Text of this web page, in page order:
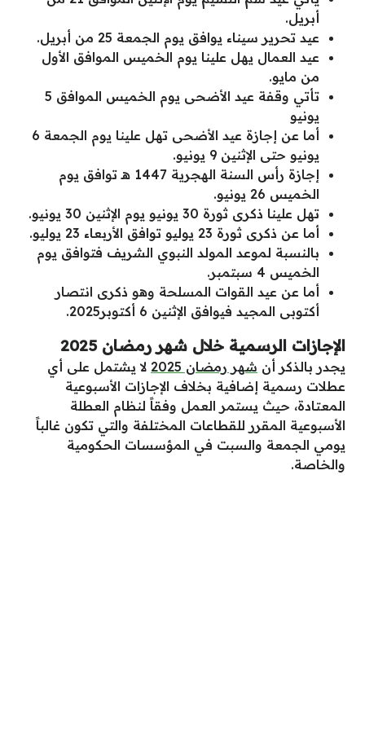
أبريل.
عيد تحرير سيناء يوافق يوم الجمعة 25 من أبريل.
عيد العمال يهل علينا يوم الخميس الموافق الأول
من مايو.
تأتي وقفة عيد الأضحى يوم الخميس الموافق 5
يونيو
أما عن إجازة عيد الأضحى تهل علينا يوم الجمعة 6
يونيو حتى الإثنين 9 يونيو.
إجازة رأس السنة الهجرية 1447 هـ توافق يوم
الخميس 26 يونيو.
تهل علينا ذكرى ثورة 30 يونيو يوم الإثنين 30 يونيو.
أما عن ذكرى ثورة 23 يوليو توافق الأربعاء 23 يوليو.
بالنسبة لموعد المولد النبوي الشريف فتوافق يوم
الخميس 4 سبتمبر.
أما عن عيد القوات المسلحة وهو ذكرى انتصار
أكتوبى المجيد فيوافق الإثنين 6 أكتوبر2025.
الإجازات الرسمية خلال شهر رمضان 2025
يجدر بالذكر أن شهر رمضان 2025
لا يشتمل على أي
عطلات رسمية إضافية بخلاف الإجازات الأسبوعية
المعتادة، حيث يستمر العمل وفقاً لنظام العطلة
الأسبوعية المقرر للقطاعات المختلفة والتي تكون غالباً
يومي الجمعة والسبت في المؤسسات الحكومية
والخاصة.